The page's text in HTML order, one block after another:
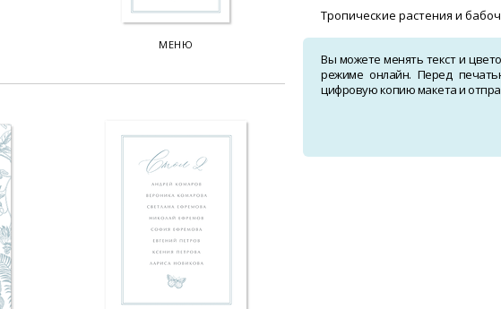
МЕНЮ
Тропические растения и
Вы можете менять текст и
режиме онлайн. Перед
цифровую копию макета и